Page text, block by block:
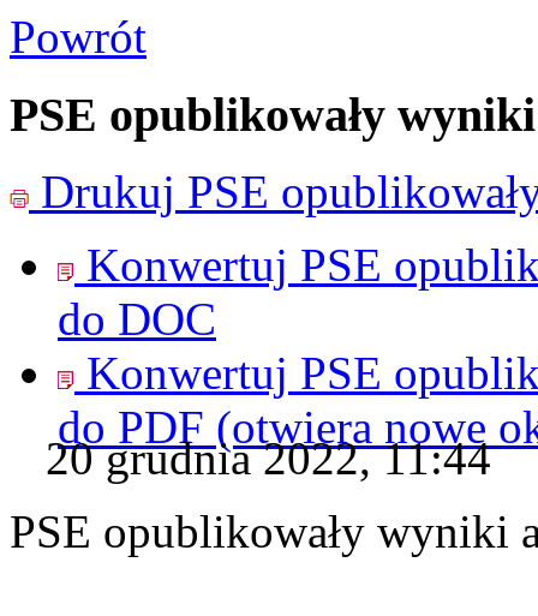
Powrót
PSE opublikowały
Drukuj PSE
Konwertuj PSE
do DOC
Konwertuj PSE
do PDF (otwiera nowe
20 grudnia 2022, 11:44
PSE opublikowały wyniki